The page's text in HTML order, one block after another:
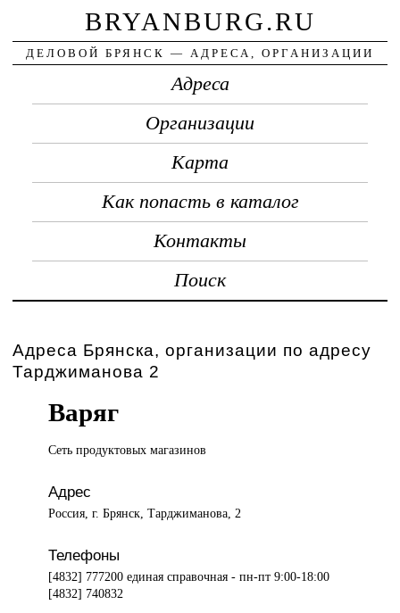
BRYANBURG.RU
ДЕЛОВОЙ БРЯНСК — АДРЕСА, ОРГАНИЗАЦИИ
Адреса
Организации
Карта
Как попасть в каталог
Контакты
Поиск
Адреса Брянска, организации по адресу
Тарджиманова 2
Варяг
Сеть продуктовыхмагазинов
Адрес
Россия, г. Брянск, Тарджиманова, 2
Телефоны
[4832] 777200 единая справочная - пн-пт 9:00-18:00
[4832] 740832